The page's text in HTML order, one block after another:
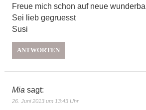
Freue mich schon auf neue
Sei lieb gegruesst
Susi
ANTWORTEN
Mia sagt:
26. Juni 2013 um 13:43 Uhr